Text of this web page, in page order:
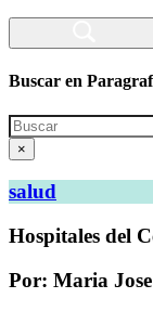
Buscar en
Search
×
salud
Hospitales del
Por: Maria Jose